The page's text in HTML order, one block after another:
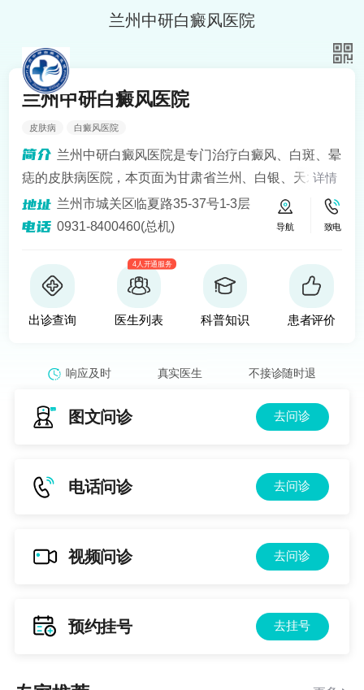
兰州中研白癜风医院
兰州中研白癜风医院
皮肤病 白癜风医院
兰州中研白癜风医院是专门治疗白癜风、白斑、晕
痣的皮肤病医院，本页面为甘肃省兰州、白银、天水、
定西、平凉、宁夏银川、青海西宁等地区患者提供白癜
风知识解答、预约挂号问诊服务。医院开设24小时在线
建立以病人为中心的诚信、理解、和谐的就医环境。
详情
兰州市城关区临夏路35-37号1-3层
0931-8400460(总机)
导航 致电
出诊查询
4人开通服务
医生列表 科普知识 患者评价
响应及时 真实医生 不接诊随时退
图文问诊 去问诊
电话问诊 去问诊
视频问诊 去问诊
预约挂号 去挂号